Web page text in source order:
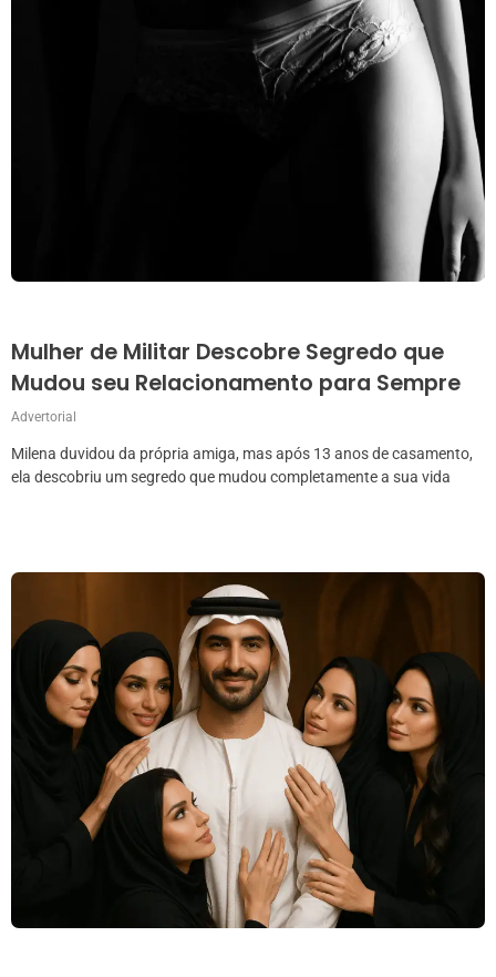
Mulher de Militar Descobre Segredo que
Mudou seu Relacionamento para Sempre
Advertorial
Milena duvidou da própria amiga, mas após 13 anos de casamento,
ela descobriu um segredo que mudou completamente a sua vida